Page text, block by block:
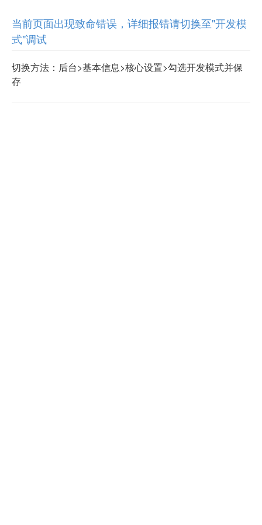
当前页面出现致命错误，详细报错请切换至"开发模
式"调试
切换方法：后台>基本信息>核心设置>勾选开发模式并保
存